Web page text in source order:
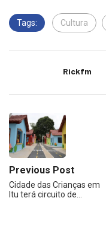
Tags: Cultura
Rickfm
Previous Post
Cidade das Crianças em
Itu terá circuito de…